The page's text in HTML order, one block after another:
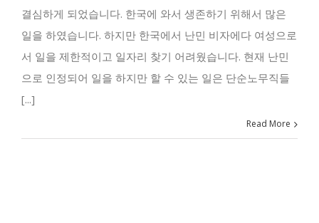
결심하게 되었습니다. 한국에 와서 생존하기 위해서 많은
일을 하였습니다. 하지만 한국에서 난민 비자에다 여성으로
서 일을 제한적이고 일자리 찾기 어려웠습니다. 현재 난민
으로 인정되어 일을 하지만 할 수 있는 일은 단순노무직들
[...]
Read More